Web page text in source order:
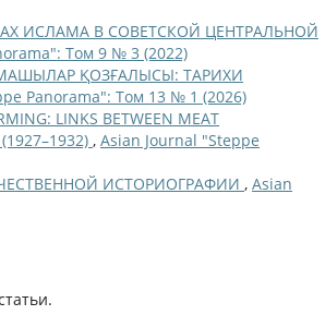
ИСЛАМА В СОВЕТСКОЙ ЦЕНТРАЛЬНОЙ
Том 9 № 3 (2022)
ҚОЗҒАЛЫСЫ: ТАРИХИ
Panorama": Том 13 № 1 (2026)
LINKS BETWEEN MEAT
, Asian Journal "Steppe
ИСТОРИОГРАФИИ , Asian